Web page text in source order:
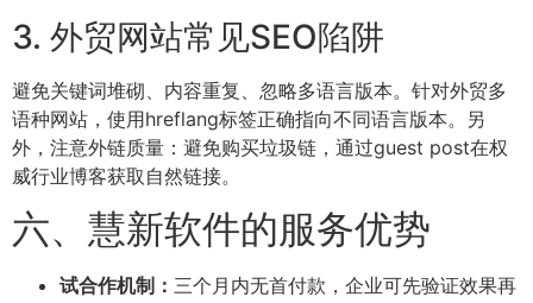
3. 外贸网站常见SEO陷阱
避免关键词堆砌、内容重复、忽略多语言版本。针对外贸多
语种网站，使用hreflang标签正确指向不同语言版本。另
外，注意外链质量：避免购买垃圾链，通过guest post在权
威行业博客获取自然链接。
六、慧新软件的服务优势
试合作机制： 三个月内无首付款，企业可先验证效果再